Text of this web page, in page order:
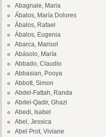
Abagnale, Maria
Ábalos, María Dolores
Ábalos, Rafael
Ábalos, Eugenia
Abarca, Marisol
Abásolo, María
Abbado, Claudio
Abbasian, Pooya
Abbott, Simon
Abdel-Fattah, Randa
Abdel-Qadir, Ghazi
Abedi, Isabel
Abel, Jessica
Abel Prot, Viviane